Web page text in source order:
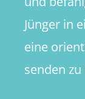
Jünger in
eine
senden zu